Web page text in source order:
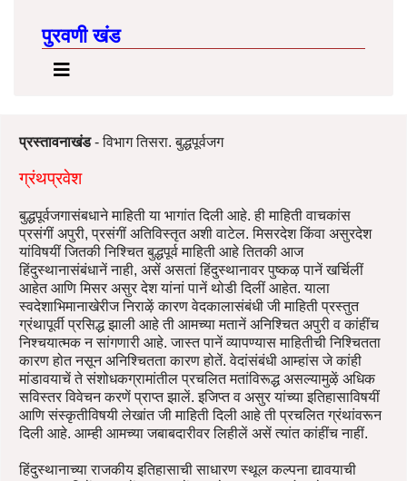
पुरवणी खंड
प्रस्तावनाखंड- विभाग तिसरा. बुद्धपूर्वजग
ग्रंथप्रवेश
बुद्धपूर्वजगासंबधाने माहिती या भागांत दिली आहे. ही माहिती वाचकांस
प्रसंगीं अपुरी, प्रसंगीं अतिविस्तृत अशी वाटेल. मिसरदेश किंवा असुरदेश
यांविषयीं जितकी निश्चित बुद्धपूर्व माहिती आहे तितकी आज
हिंदुस्थानासंबंधानें नाही, असें असतां हिंदुस्थानावर पुष्कऴ पानें खर्चिलीं
आहेत आणि मिसर असुर देश यांनां पानें थोडी दिलीं आहेत. याला
स्वदेशाभिमानाखेरीज निराऴें कारण वेदकालासंबंधी जी माहिती प्रस्तुत
ग्रंथापूर्वी प्रसिद्ध झाली आहे ती आमच्या मतानें अनिश्चित अपुरी व कांहींच
निश्चयात्मक न सांगणारी आहे. जास्त पानें व्यापण्यास माहितीची निश्चितता
कारण होत नसून अनिश्चितता कारण होतें. वेदांसंबंधी आम्हांस जे कांही
मांडावयाचें ते संशोधकग्रामांतील प्रचलित मतांविरूद्ध असल्यामुऴें अधिक
सविस्तर विवेचन करणें प्राप्त झालें. इजिप्त व असुर यांच्या इतिहासाविषयीं
आणि संस्कृतीविषयी लेखांत जी माहिती दिली आहे ती प्रचलित ग्रंथांवरून
दिली आहे. आम्ही आमच्या जबाबदारीवर लिहीलें असें त्यांत कांहींच नाहीं.
हिंदुस्थानाच्या राजकीय इतिहासाची साधारण स्थूल कल्पना द्यावयाची